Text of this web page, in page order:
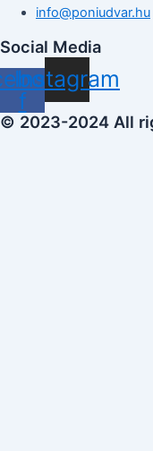
info@poniudvar.hu
Social Media
f
Instagram
© 2023-2024 All